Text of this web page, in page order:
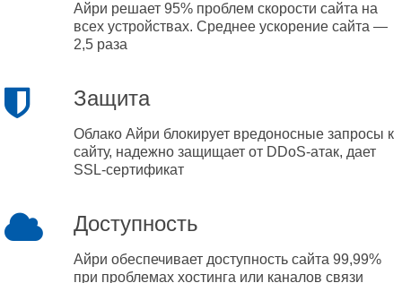
Айри решает 95% проблем скорости сайта на
всех устройствах. Среднее ускорение сайта —
2,5 раза
Защита
Облако Айри блокирует вредоносные запросы к
сайту, надежно защищает от DDoS-атак, дает
SSL-сертификат
Доступность
Айри обеспечивает доступность сайта 99,99%
при проблемах хостинга или каналов связи